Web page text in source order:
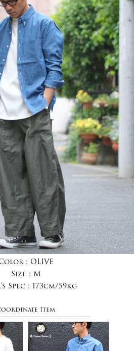
: OLIVE
Size : M
Spec : 173cm/59kg
Item